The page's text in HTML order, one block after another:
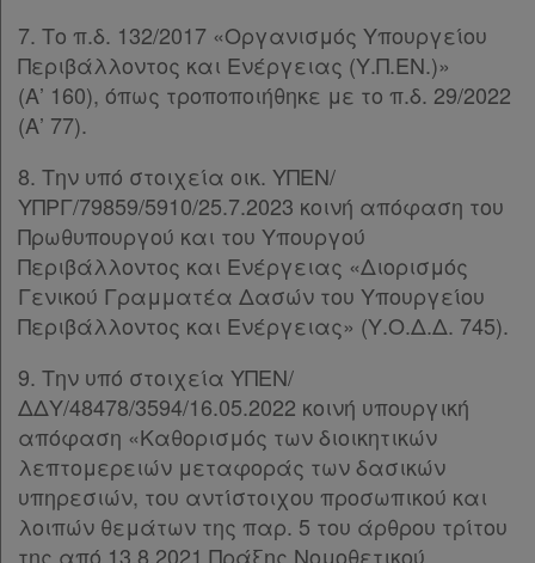
Χρήσιμα
Assistant
Νομολογία
Kodiko
Forum
Αναζήτηση
7. Το π.δ. 132/2017 «Οργανισμός Υπουργείου
Περιβάλλοντος και Ενέργειας (Υ.Π.ΕΝ.)»
(Α’ 160), όπως τροποποιήθηκε με το π.δ. 29/2022
(Α’ 77).
8. Την υπό στοιχεία οικ. ΥΠΕΝ/
ΥΠΡΓ/79859/5910/25.7.2023 κοινή απόφαση του
Πρωθυπουργού και του Υπουργού
Περιβάλλοντος και Ενέργειας «Διορισμός
Γενικού Γραμματέα Δασών του Υπουργείου
Περιβάλλοντος και Ενέργειας» (Υ.Ο.Δ.Δ. 745).
9. Την υπό στοιχεία ΥΠΕΝ/
ΔΔΥ/48478/3594/16.05.2022 κοινή υπουργική
απόφαση «Καθορισμός των διοικητικών
λεπτομερειών μεταφοράς των δασικών
υπηρεσιών, του αντίστοιχου προσωπικού και
λοιπών θεμάτων της παρ. 5 του άρθρου τρίτου
της από 13.8.2021 Πράξης Νομοθετικού